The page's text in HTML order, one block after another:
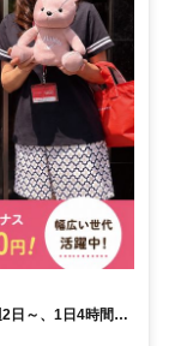
日～、1日4時間～
経験OK！